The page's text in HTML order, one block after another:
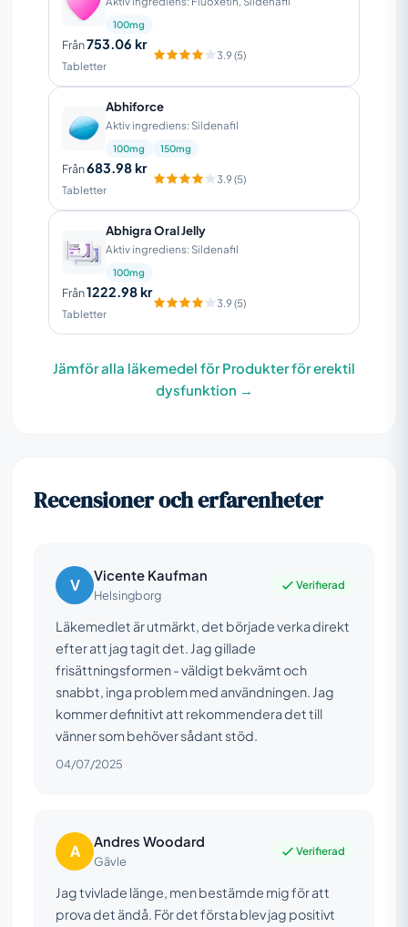
100mg
Från753.06 kr
Tabletter
3.9 (5)
Abhiforce
Aktiv ingrediens: Sildenafil
100mg 150mg
Från683.98 kr
Tabletter
3.9 (5)
Abhigra Oral Jelly
Aktiv ingrediens: Sildenafil
100mg
Från1222.98 kr
Tabletter
3.9 (5)
Jämför alla läkemedel för Produkter för erektil
dysfunktion →
Recensioner och erfarenheter
V Vicente Kaufman
Helsingborg
Verifierad
Läkemedlet är utmärkt, det började verka direkt
efter att jag tagit det. Jag gillade
frisättningsformen - väldigt bekvämt och
snabbt, inga problem med användningen. Jag
kommer definitivt att rekommendera det till
vänner som behöver sådant stöd.
04/07/2025
A Andres Woodard
Gävle
Verifierad
Jag tvivlade länge, men bestämde mig för att
prova det ändå. För det första blev jag positivt